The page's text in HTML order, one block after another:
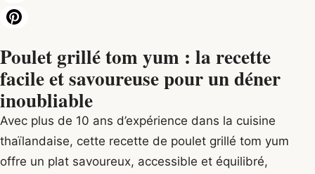
Poulet grillé tom yum : la recette
facile et savoureuse pour un déner
inoubliable
Avec plus de 10 ans d’expérience dans la cuisine
thaïlandaise, cette recette de poulet grillé tom yum
offre un plat savoureux, accessible et équilibré,